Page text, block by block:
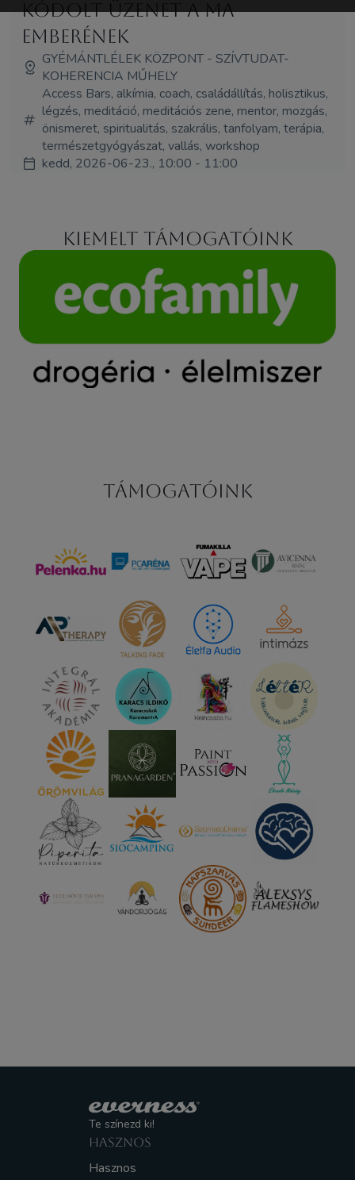
kódolt üzenet a ma
emberének
GYÉMÁNTLÉLEK KÖZPONT - SZÍVTUDAT-
KOHERENCIA MŰHELY
Access Bars, alkímia, coach, családállítás, holisztikus,
légzés, meditáció, meditációs zene, mentor, mozgás,
önismeret, spiritualitás, szakrális, tanfolyam, terápia,
természetgyógyászat, vallás, workshop
kedd, 2026-06-23., 10:00 - 11:00
Kiemelt támogatóink
Támogatóink
Te színezd ki!
HASZNOS
Hasznos